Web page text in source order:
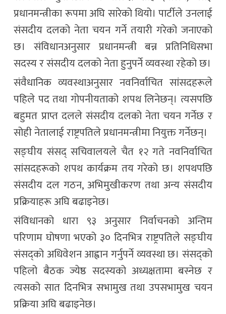
प्रधानमन्त्रीका रूपमा अघि सारेको थियो। पार्टीले उनलाई
संसदीय दलको नेता चयन गर्ने तयारी गरेको जनाएको
छ। संविधानअनुसार प्रधानमन्त्री बन्न प्रतिनिधिसभा
सदस्य र संसदीय दलको नेता हुनुपर्ने व्यवस्था रहेको छ।
संवैधानिक व्यवस्थाअनुसार नवनिर्वाचित सांसदहरूले
पहिले पद तथा गोपनीयताको शपथ लिनेछन्। त्यसपछि
बहुमत प्राप्त दलले संसदीय दलको नेता चयन गर्नेछ र
सोही नेतालाई राष्ट्रपतिले प्रधानमन्त्रीमा नियुक्त गर्नेछन्।
सङ्घीय संसद् सचिवालयले चैत १२ गते नवनिर्वाचित
सांसदहरूको शपथ कार्यक्रम तय गरेको छ। शपथपछि
संसदीय दल गठन, अभिमुखीकरण तथा अन्य संसदीय
प्रक्रियाहरू अघि बढाइनेछ।
संविधानको धारा ९३ अनुसार निर्वाचनको अन्तिम
परिणाम घोषणा भएको ३० दिनभित्र राष्ट्रपतिले सङ्घीय
संसद्को अधिवेशन आह्वान गर्नुपर्ने व्यवस्था छ। संसद्को
पहिलो बैठक ज्येष्ठ सदस्यको अध्यक्षतामा बस्नेछ र
त्यसको सात दिनभित्र सभामुख तथा उपसभामुख चयन
प्रक्रिया अघि बढाइनेछ।